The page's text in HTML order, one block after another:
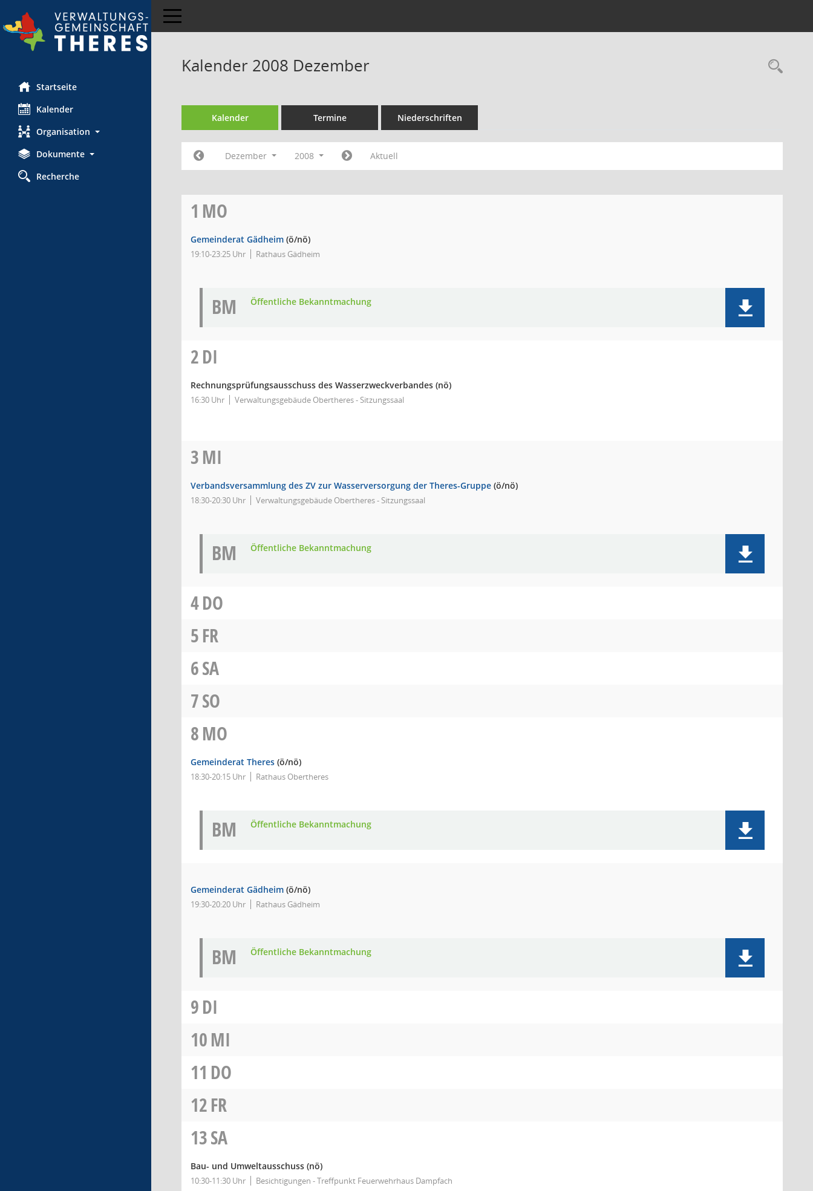
Startseite
Kalender
Organisation
Dokumente
Recherche
Toggle navigation
Kalender 2008 Dezember
Kalender Termine Niederschriften
Dezember 2008 Aktuell
1 MO
Gemeinderat Gädheim (ö/nö)
19:10-23:25 Uhr Rathaus Gädheim
BM Öffentliche Bekanntmachung
2DI
Rechnungsprüfungsausschuss des Wasserzweckverbandes (nö)
16:30 Uhr Verwaltungsgebäude Obertheres - Sitzungssaal
3MI
Verbandsversammlung des ZV zur Wasserversorgung der Theres-Gruppe (ö/nö)
18:30-20:30 Uhr Verwaltungsgebäude Obertheres - Sitzungssaal
BM Öffentliche Bekanntmachung
4DO
5FR
6SA
7SO
8MO
Gemeinderat Theres (ö/nö)
18:30-20:15 Uhr Rathaus Obertheres
BM Öffentliche Bekanntmachung
Gemeinderat Gädheim (ö/nö)
19:30-20:20 Uhr Rathaus Gädheim
BM Öffentliche Bekanntmachung
9DI
10MI
11 DO
12FR
13SA
Bau- und Umweltausschuss (nö)
10:30-11:30 Uhr Besichtigungen - Treffpunkt Feuerwehrhaus Dampfach